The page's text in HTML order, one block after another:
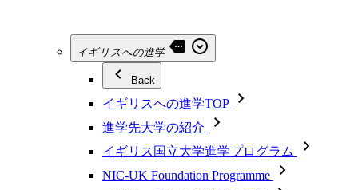
イギリスへの進学
Back
イギリスへの進学TOP
進学先大学の紹介
イギリス国立大学進学プログラム
NIC-UK Foundation Programme